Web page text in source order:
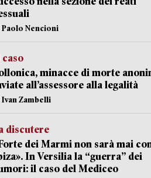
Paolo Nencioni
minacce di morte
all’assessore alla legalità
Ivan Zambelli
discutere
dei Marmi non sarà mai
In Versilia la “guerra” dei
il caso del Mediceo